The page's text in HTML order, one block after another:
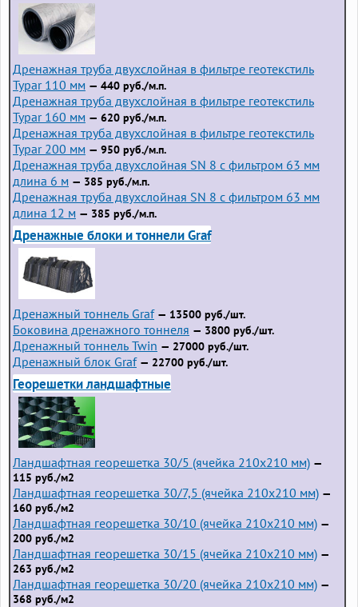
Дренажная труба двухслойная в фильтре геотекстиль
Typar 110 мм — 440 руб./м.п.
Дренажная труба двухслойная в фильтре геотекстиль
Typar 160 мм — 620 руб./м.п.
Дренажная труба двухслойная в фильтре геотекстиль
Typar 200 мм — 950 руб./м.п.
Дренажная труба двухслойная SN 8 с фильтром 63 мм
длина 6 м — 385 руб./м.п.
Дренажная труба двухслойная SN 8 с фильтром 63 мм
длина 12 м — 385 руб./м.п.
Дренажные блоки и тоннели Graf
Дренажный тоннель Graf— 13500 руб./шт.
Боковина дренажного тоннеля — 3800 руб./шт.
Дренажный тоннель Twin — 27000 руб./шт.
Дренажный блок Graf— 22700 руб./шт.
Георешетки ландшафтные
Ландшафтная георешетка 30/5 (ячейка 210x210 мм) —
115 руб./м2
Ландшафтная георешетка 30/7,5 (ячейка 210x210 мм) —
160 руб./м2
Ландшафтная георешетка 30/10 (ячейка 210x210 мм) —
200 руб./м2
Ландшафтная георешетка 30/15 (ячейка 210x210 мм) —
263 руб./м2
Ландшафтная георешетка 30/20 (ячейка 210x210 мм) —
368 руб./м2